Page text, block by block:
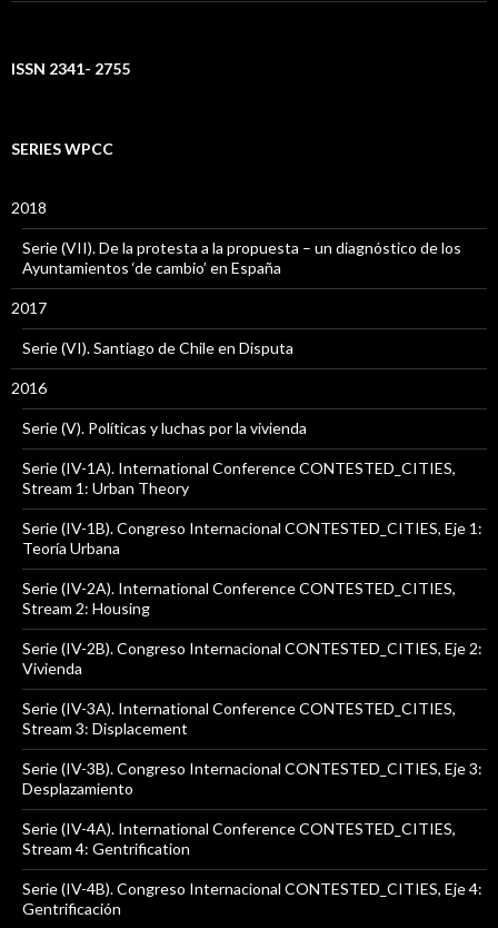
ISSN 2341- 2755
SERIES WPCC
2018
Serie (VII). De la protesta a la propuesta – un diagnóstico de los
Ayuntamientos ‘de cambio’ en España
2017
Serie (VI). Santiago de Chile en Disputa
2016
Serie (V). Políticas y luchas por la vivienda
Serie (IV-1A). International Conference CONTESTED_CITIES,
Stream 1: Urban Theory
Serie (IV-1B). Congreso Internacional CONTESTED_CITIES, Eje 1:
Teoría Urbana
Serie (IV-2A). International Conference CONTESTED_CITIES,
Stream 2: Housing
Serie (IV-2B). Congreso Internacional CONTESTED_CITIES, Eje 2:
Vivienda
Serie (IV-3A). International Conference CONTESTED_CITIES,
Stream 3: Displacement
Serie (IV-3B). Congreso Internacional CONTESTED_CITIES, Eje 3:
Desplazamiento
Serie (IV-4A). International Conference CONTESTED_CITIES,
Stream 4: Gentrification
Serie (IV-4B). Congreso Internacional CONTESTED_CITIES, Eje 4:
Gentrificación